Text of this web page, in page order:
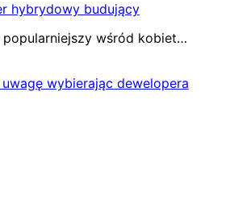
hybrydowy budujący
wśród kobiet…
wybierając dewelopera